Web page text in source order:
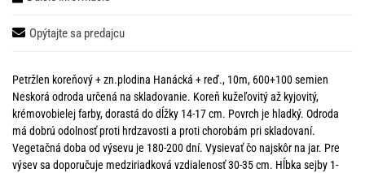
Opýtajte sa predajcu
Petržlen koreňový + zn.plodina Hanácká + reď., 10m, 600+100 semien
Neskorá odroda určená na skladovanie. Koreň kužeľovitý až kyjovitý,
krémovobielej farby, dorastá do dĺžky 14-17 cm. Povrch je hladký. Odroda
má dobrú odolnosť proti hrdzavosti a proti chorobám pri skladovaní.
Vegetačná doba od výsevu je 180-200 dní. Vysievať čo najskôr na jar. Pre
výsev sa doporučuje medziriadková vzdialenosť 30-35 cm. Hĺbka sejby 1-